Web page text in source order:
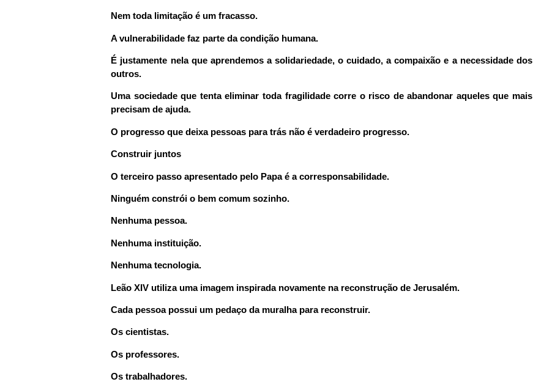
Nem toda limitação é um fracasso.
A vulnerabilidade faz parte da condição humana.
É justamente nela que aprendemos a solidariedade, o cuidado, a compaixão e a necessidade dos
outros.
Uma sociedade que tenta eliminar toda fragilidade corre o risco de abandonar aqueles que mais
precisam de ajuda.
O progresso que deixa pessoas para trás não é verdadeiro progresso.
Construir juntos
O terceiro passo apresentado pelo Papa é a corresponsabilidade.
Ninguém constrói o bem comum sozinho.
Nenhuma pessoa.
Nenhuma instituição.
Nenhuma tecnologia.
Leão XIV utiliza uma imagem inspirada novamente na reconstrução de Jerusalém.
Cada pessoa possui um pedaço da muralha para reconstruir.
Os cientistas.
Os professores.
Os trabalhadores.